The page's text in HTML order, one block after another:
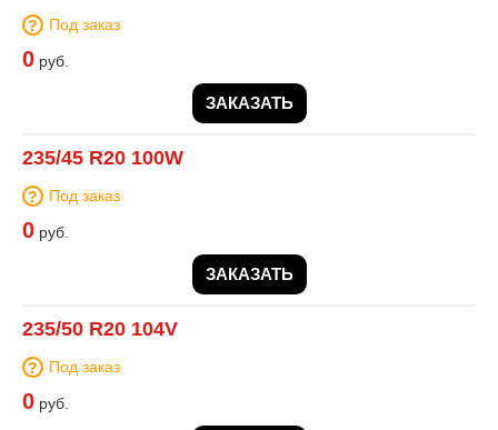
Под заказ
0 руб.
ЗАКАЗАТЬ
235/45 R20 100W
Под заказ
0 руб.
ЗАКАЗАТЬ
235/50 R20 104V
Под заказ
0 руб.